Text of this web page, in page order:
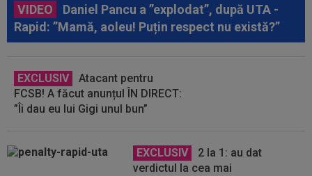
VIDEO
Daniel Pancu a ”explodat”, după UTA -
Rapid: ”Mamă, aoleu! Puțin respect nu există?”
EXCLUSIV
Atacant pentru
FCSB! A făcut anunțul ÎN DIRECT:
”Îi dau eu lui Gigi unul bun”
EXCLUSIV
2 la 1: au dat
verdictul la cea mai